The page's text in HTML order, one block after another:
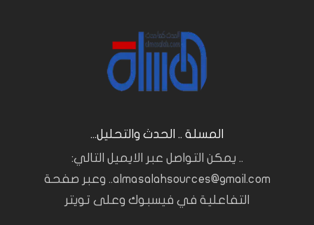
المسلة .. الحدث والتحليل...
.. يمكن التواصل عبر الايميل التالي:
almasalahsources@gmail.com.. وعبر صفحة
التفاعلية في فيسبوك وعلى تويتر